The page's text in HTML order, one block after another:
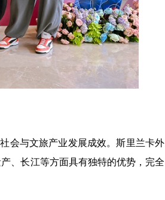
会与文旅产业发展成效。斯里兰卡外
、长江等方面具有独特的优势，完全